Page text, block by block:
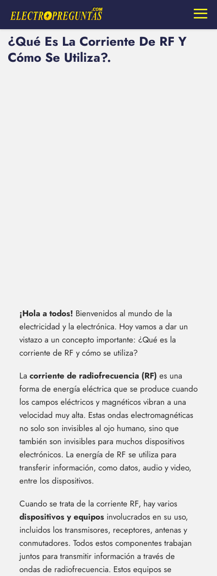
¿Qué Es La Corriente De RF Y
Cómo Se Utiliza?.
¡Hola a todos! Bienvenidos al mundo de la
electricidad y la electrónica. Hoy vamos a dar un
vistazo a un concepto importante: ¿Qué es la
corriente de RF y cómo se utiliza?
La corriente de radiofrecuencia (RF) es una
forma de energía eléctrica que se produce cuando
los campos eléctricos y magnéticos vibran a una
velocidad muy alta. Estas ondas electromagnéticas
no solo son invisibles al ojo humano, sino que
también son invisibles para muchos dispositivos
electrónicos. La energía de RF se utiliza para
transferir información, como datos, audio y video,
entre los dispositivos.
Cuando se trata de la corriente RF, hay varios
dispositivos y equipos involucrados en su uso,
incluidos los transmisores, receptores, antenas y
conmutadores. Todos estos componentes trabajan
juntos para transmitir información a través de
ondas de radiofrecuencia. Estos equipos se